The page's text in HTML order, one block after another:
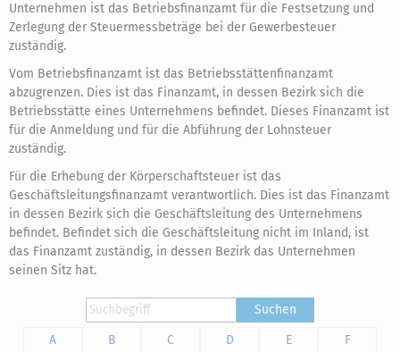
Unternehmen ist das Betriebsfinanzamt für die Festsetzung und
Zerlegung der Steuermessbeträge bei der Gewerbesteuer
zuständig.
Vom Betriebsfinanzamt ist das Betriebsstättenfinanzamt
abzugrenzen. Dies ist das Finanzamt, in dessen Bezirk sich die
Betriebsstätte eines Unternehmens befindet. Dieses Finanzamt ist
für die Anmeldung und für die Abführung der Lohnsteuer
zuständig.
Für die Erhebung der Körperschaftsteuer ist das
Geschäftsleitungsfinanzamt verantwortlich. Dies ist das Finanzamt
in dessen Bezirk sich die Geschäftsleitung des Unternehmens
befindet. Befindet sich die Geschäftsleitung nicht im Inland, ist
das Finanzamt zuständig, in dessen Bezirk das Unternehmen
seinen Sitz hat.
Suchen
A
B C D E
F